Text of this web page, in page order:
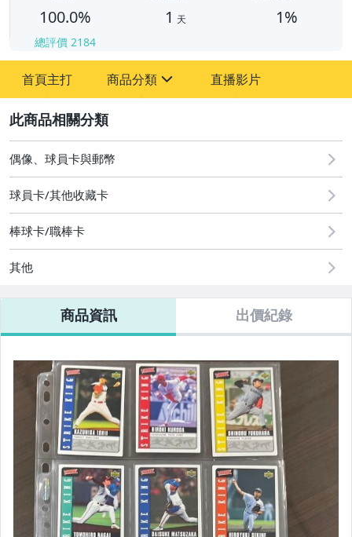
100.0%
總評價 2184
1 天 1%
首頁主打 商品分類
其它
直播影片
偶像、球員卡與郵幣
球員卡/其他收藏卡
棒球卡/職棒卡
其他
商品資訊 出價紀錄